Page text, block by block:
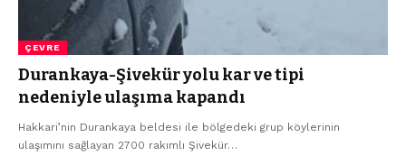
ÇEVRE
Durankaya-Şivekür yolu kar ve tipi
nedeniyle ulaşıma kapandı
Hakkari’nin Durankaya beldesi ile bölgedeki grup köylerinin
ulaşımını sağlayan 2700 rakımlı Şivekür…